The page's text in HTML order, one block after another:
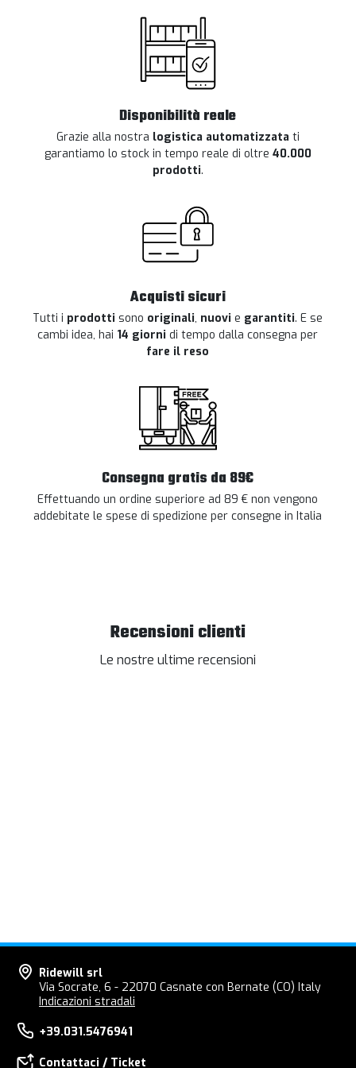
Disponibilità reale
Grazie alla nostra logistica automatizzata ti
garantiamo lo stock in tempo reale di oltre 40.000
prodotti.
Acquisti sicuri
Tutti i prodotti sono originali, nuovi e garantiti. E se
cambi idea, hai 14 giorni di tempo dalla consegna per
fare il reso
Consegna gratis da 89€
Effettuando un ordine superiore ad 89 € non vengono
addebitate le spese di spedizione per consegne in Italia
Recensioni clienti
Le nostre ultime recensioni
Ridewill srl
Via Socrate, 6 - 22070 Casnate con Bernate (CO) Italy
Indicazioni stradali
+39.031.5476941
Contattaci / Ticket